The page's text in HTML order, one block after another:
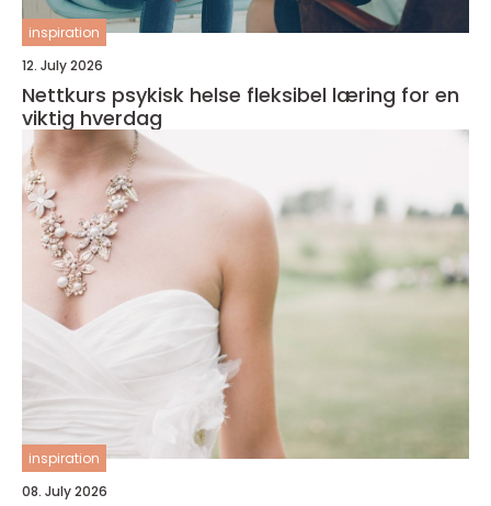
inspiration
12. July 2026
Nettkurs psykisk helse fleksibel læring for en
viktig hverdag
inspiration
08. July 2026